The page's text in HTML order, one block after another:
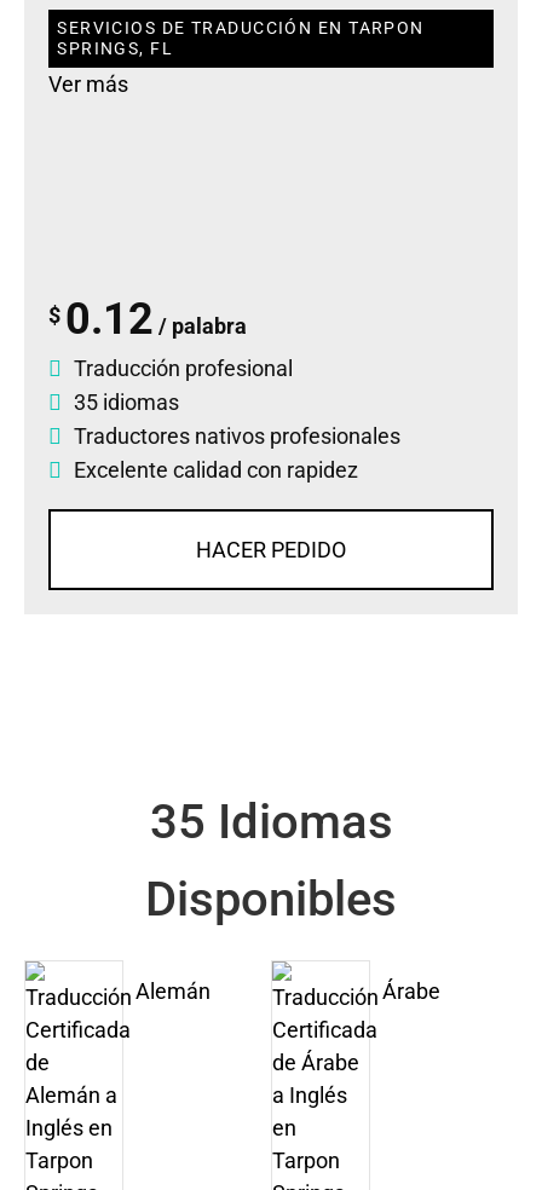
SERVICIOS DE TRADUCCIÓN EN TARPON
SPRINGS, FL
Ver más
$ 0.12 / palabra
Traducción profesional
35 idiomas
Traductores nativos profesionales
Excelente calidad con rapidez
HACER PEDIDO
35 Idiomas
Disponibles
Alemán Árabe